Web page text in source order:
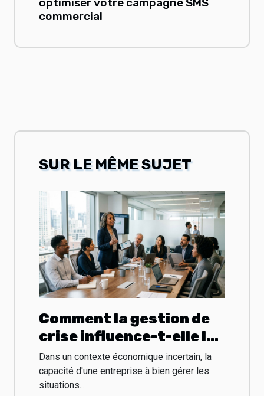
commercial
SUR LE MÊME SUJET
Comment la gestion de
crise influence-t-elle la
pérennité des
entreprises ?
Dans un contexte économique incertain, la
capacité d'une entreprise à bien gérer les
situations...